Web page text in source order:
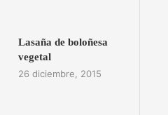
Lasaña de boloñesa
vegetal
26 diciembre, 2015